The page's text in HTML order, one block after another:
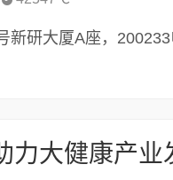
新研大厦A座，
力大健康产